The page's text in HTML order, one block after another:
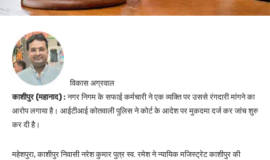
विकास अग्रवाल
काशीपुर (महानाद) :नगर निगम के सफाई कर्मचारी ने एक व्यक्ति पर उससे रंगदारी मांगने का
आरोप लगाया है। आईटीआई कोतवाली पुलिस ने कोर्ट के आदेश पर मुकदमा दर्ज कर जांच शुरु
कर दी है।
महेशपुरा, काशीपुर निवासी नरेश कुमार पुत्र स्व. रमेश ने न्यायिक मजिस्ट्रेट काशीपुर की